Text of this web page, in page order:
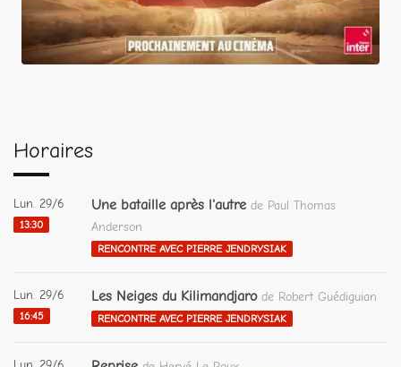
Horaires
Lun. 29/6
13:30
Une bataille après l'autre de Paul Thomas
Anderson
RENCONTRE AVEC PIERRE JENDRYSIAK
Lun. 29/6
16:45
Les Neiges du Kilimandjaro de Robert Guédiguian
RENCONTRE AVEC PIERRE JENDRYSIAK